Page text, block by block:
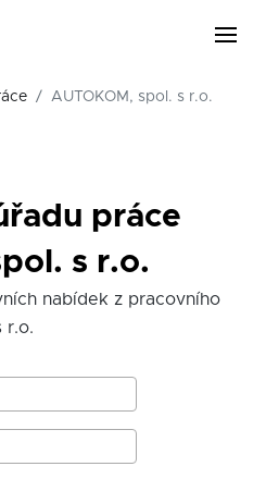
AUTOKOM, spol. s r.o.
práce
s r.o.
nabídek z pracovního
r.o.